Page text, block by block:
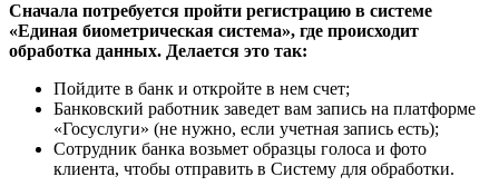
Сначала потребуется пройти регистрацию в системе
«Единая биометрическая система», где происходит
обработка данных. Делается это так:
Пойдите в банк и откройте в нем счет;
Банковский работник заведет вам запись на платформе
«Госуслуги» (не нужно, если учетная запись есть);
Сотрудник банка возьмет образцы голоса и фото
клиента, чтобы отправить в Систему для обработки.